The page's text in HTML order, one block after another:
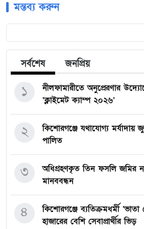
মন্তব্য করুন
সর্বশেষ জনপ্রিয়
নীলফামারীতে অনুপ্রেরণার
‘ক্লাইমেট ক্যাম্প ২০২৬’
১
কিশোরগঞ্জে যথাযোগ্য মর্যাদায়
পালিত
২
অধিগ্রহণকৃত তিন ফসলি জমির
মানববন্ধন
৩
কিশোরগঞ্জে ব্যতিক্রমধর্মী
হাজারের বেশি সেবাপ্রার্থীর ভিড়
৪